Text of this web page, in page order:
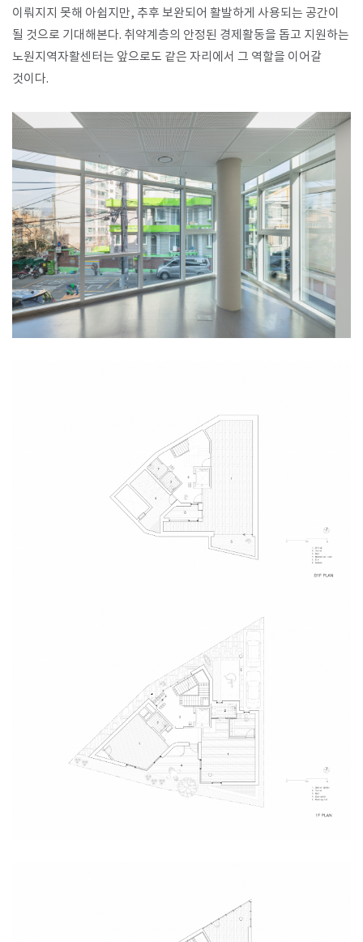
이뤄지지 못해 아쉽지만, 추후 보완되어 활발하게 사용되는 공간이
될 것으로 기대해본다. 취약계층의 안정된 경제활동을 돕고 지원하는
노원지역자활센터는 앞으로도 같은 자리에서 그 역할을 이어갈
것이다.